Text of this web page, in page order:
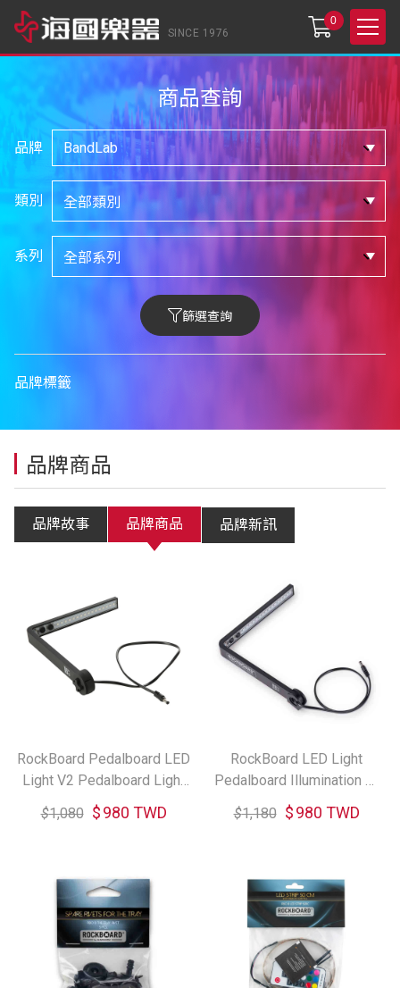
SINCE 1976
0
商品查詢
品牌
類別
系列
篩選查詢
品牌標籤
品牌商品
品牌故事 品牌商品 品牌新訊
RockBoard Pedalboard LED
Light V2 Pedalboard Light
效果器盤照明燈
$1,080 $980 TWD
RockBoard LED Light
Pedalboard Illumination 效
果器盤照明燈
$1,180 $980 TWD